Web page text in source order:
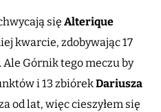
się Alterique
kwarcie, zdobywając 17
Górnik tego meczu by
i 13 zbiórekDariusza
od lat, więc cieszyłem się